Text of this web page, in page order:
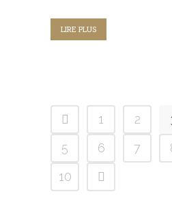
LIRE PLUS
1 2
5
6 7
10